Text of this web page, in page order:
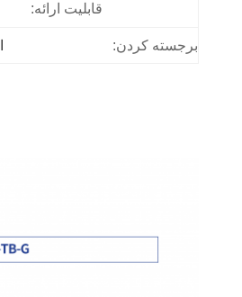
قابلیت ارائه:
برجسته کردن: